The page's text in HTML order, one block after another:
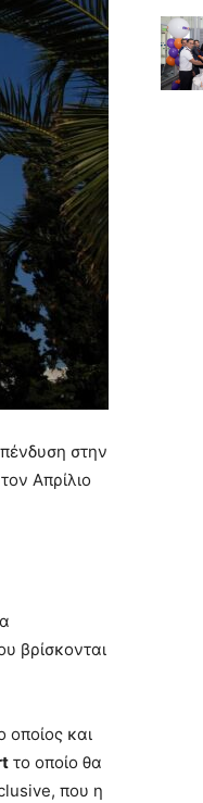
στην
Απρίλιο
βρίσκονται
οποίος και
το οποίο θα
που η